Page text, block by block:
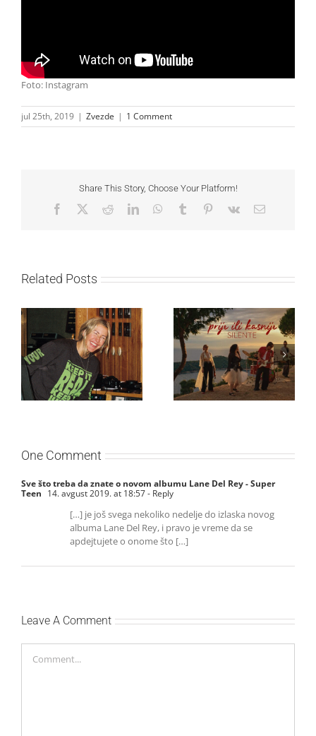
Foto: Instagram
jul 25th, 2019 | Zvezde | 1 Comment
Share This Story, Choose Your Platform!
Facebook RedditLinkedInWhatsApp
Tumblr Pinterest
Vk Email
Related Posts
Ellie Goulding otkriva
nežniju stranu novim
singlom „4 Seasons“
Silente objavio novi
singl “Prije ili kasnije”
One Comment
Sve što treba da znate o novom albumu Lane Del Rey - Super
Teen 14. avgust 2019. at 18:57- Reply
[…] je još svega nekoliko nedelje do izlaska novog
albuma Lane Del Rey, i pravo je vreme da se
apdejtujete o onome što […]
Leave A Comment